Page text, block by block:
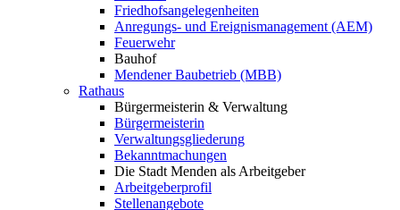
Friedhofsangelegenheiten
Anregungs- und Ereignismanagement (AEM)
Feuerwehr
Bauhof
Mendener Baubetrieb (MBB)
Rathaus
Bürgermeisterin & Verwaltung
Bürgermeisterin
Verwaltungsgliederung
Bekanntmachungen
Die Stadt Menden als Arbeitgeber
Arbeitgeberprofil
Stellenangebote